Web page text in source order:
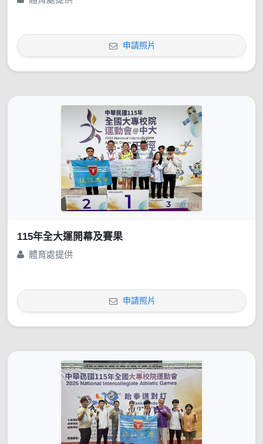
申請照片
115年全大運開幕及賽果
體育處提供
申請照片